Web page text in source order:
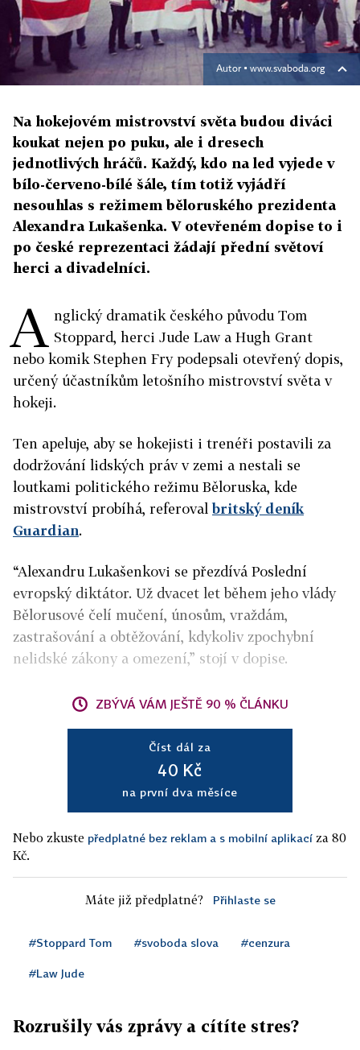
Autor ▪ www.svaboda.org
Na hokejovém mistrovství světa budou diváci
koukat nejen po puku, ale i dresech
jednotlivých hráčů. Každý, kdo na led vyjede v
bílo-červeno-bílé šále, tím totiž vyjádří
nesouhlas s režimem běloruského prezidenta
Alexandra Lukašenka. V otevřeném dopise to i
po české reprezentaci žádají přední světoví
herci a divadelníci.
A nglický dramatik českého původu Tom
Stoppard, herci Jude Law a Hugh Grant
nebo komik Stephen Fry podepsali otevřený dopis,
určený účastníkům letošního mistrovství světa v
hokeji.
Ten apeluje, aby se hokejisti i trenéři postavili za
dodržování lidských práv v zemi a nestali se
loutkami politického režimu Běloruska, kde
mistrovství probíhá, referoval britský deník
Guardian.
“Alexandru Lukašenkovi se přezdívá Poslední
evropský diktátor. Už dvacet let během jeho vlády
Bělorusové čelí mučení, únosům, vraždám,
zastrašování a obtěžování, kdykoliv zpochybní
nelidské zákony a omezení,” stojí v dopise.
ZBÝVÁ VÁM JEŠTĚ 90 % ČLÁNKU
Číst dál za
40 Kč
na první dva měsíce
Nebo zkuste předplatné bez reklam a s mobilní aplikací za 80
Kč.
Máte již předplatné? Přihlaste se
#Stoppard Tom #svoboda slova #cenzura
#Law Jude
Rozrušily vás zprávy a cítíte stres?